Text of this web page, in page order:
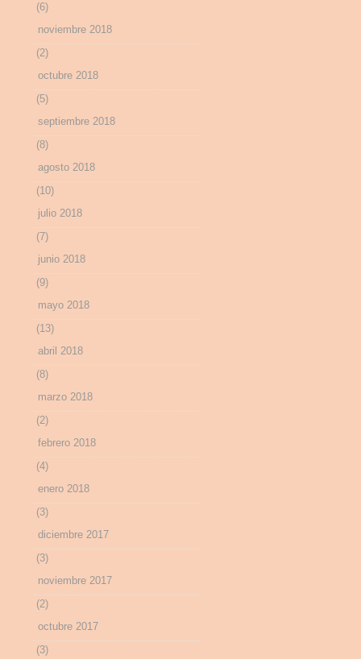
(6)
noviembre 2018
(2)
octubre 2018
(5)
septiembre 2018
(8)
agosto 2018
(10)
julio 2018
(7)
junio 2018
(9)
mayo 2018
(13)
abril 2018
(8)
marzo 2018
(2)
febrero 2018
(4)
enero 2018
(3)
diciembre 2017
(3)
noviembre 2017
(2)
octubre 2017
(3)